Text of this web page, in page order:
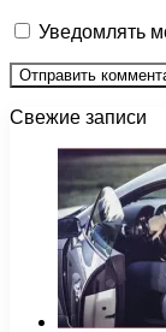
Уведомлять
Свежие записи